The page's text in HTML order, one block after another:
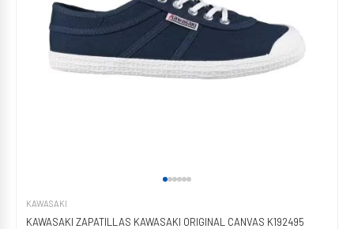
KAWASAKI
KAWASAKI ZAPATILLAS KAWASAKI ORIGINAL CANVAS K192495